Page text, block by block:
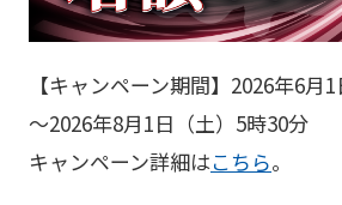
【キャンペーン期間】2026年6月
～2026年8月1日（土）5時30分
キャンペーン詳細はこちら。